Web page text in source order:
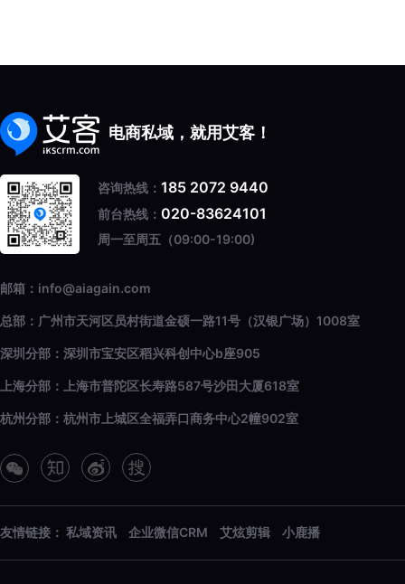
电商私域，就用艾客！
咨询热线： 185 2072 9440
前台热线： 020-83624101
周一至周五（09:00-19:00)
邮箱：info@aiagain.com
总部：广州市天河区员村街道金硕一路11号（汉银广场）1008室
深圳分部：深圳市宝安区稻兴科创中心b座905
上海分部：上海市普陀区长寿路587号沙田大厦618室
杭州分部：杭州市上城区全福弄口商务中心2幢902室
友情链接： 私域资讯 企业微信CRM 艾炫剪辑 小鹿播